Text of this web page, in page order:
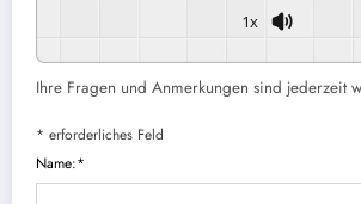
1x
Ihre Fragen und Anmerkungen sind jederzeit
* erforderliches Feld
Name:*